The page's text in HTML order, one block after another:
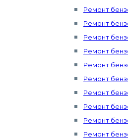
Ремонт
Ремонт
Ремонт
Ремонт
Ремонт
Ремонт
Ремонт
Ремонт
Ремонт
Ремонт